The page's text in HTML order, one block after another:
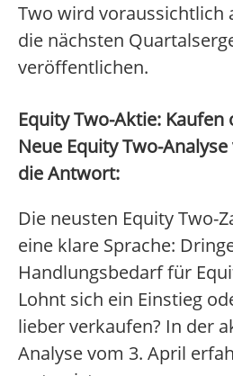
Two wird voraussichtlich
die nächsten
veröffentlichen.
Equity Two-Aktie: Kaufen
Neue Equity Two-
die Antwort:
Die neusten Equity Two-
eine klare Sprache:
Handlungsbedarf für
Lohnt sich ein Einstieg
lieber verkaufen? In der
Analyse vom 3. April